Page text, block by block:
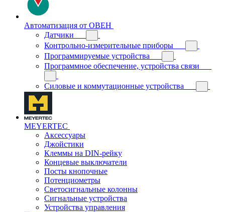
Автоматизация от ОВЕН
Датчики
Контрольно-измерительные приборы
Программируемые устройства
Программное обеспечение, устройства связи
Силовые и коммутационные устройства
MEYERTEC
Аксессуары
Джойстики
Клеммы на DIN-рейку
Концевые выключатели
Посты кнопочные
Потенциометры
Светосигнальные колонны
Сигнальные устройства
Устройства управления